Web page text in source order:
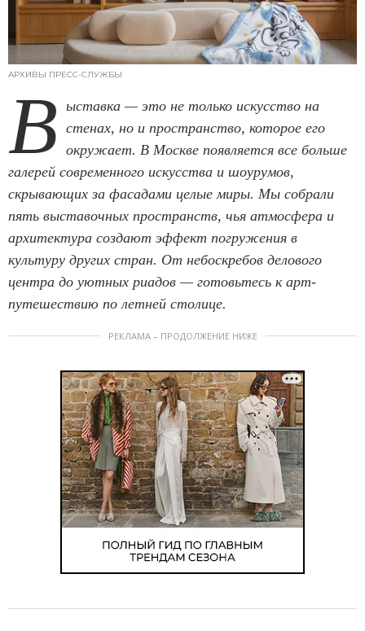
АРХИВЫ ПРЕСС-СЛУЖБЫ
В ыставка — это не только искусство на
стенах, но и пространство, которое его
окружает. В Москве появляется все больше
галерей современного искусства и шоурумов,
скрывающих за фасадами целые миры. Мы собрали
пять выставочных пространств, чья атмосфера и
архитектура создают эффект погружения в
культуру других стран. От небоскребов делового
центра до уютных риадов — готовьтесь к арт-
путешествию по летней столице.
РЕКЛАМА – ПРОДОЛЖЕНИЕ НИЖЕ